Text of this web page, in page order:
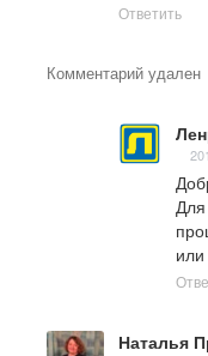
Ответить
Комментарий удален
Наталья